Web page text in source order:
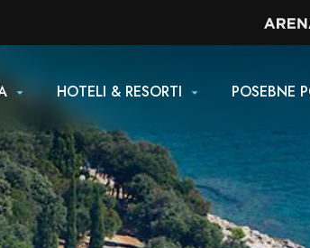
HOTELI & RESORTI POSEBNE